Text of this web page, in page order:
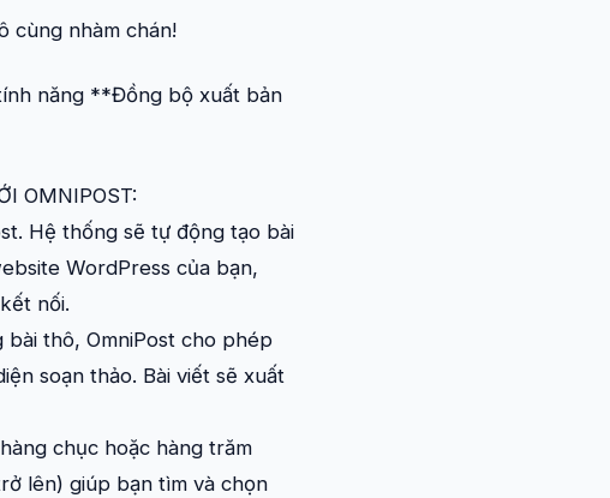
cùng nhàm chán!
năng **Đồng bộ xuất bản
OMNIPOST:
Hệ thống sẽ tự động tạo bài
WordPress của bạn,
nối.
thô, OmniPost cho phép
soạn thảo. Bài viết sẽ xuất
chục hoặc hàng trăm
lên) giúp bạn tìm và chọn